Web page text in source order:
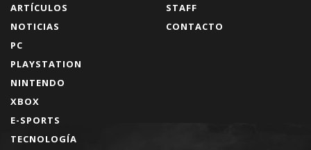
ARTÍCULOS
NOTICIAS
PC
PLAYSTATION
NINTENDO
XBOX
E-SPORTS
TECNOLOGÍA
STAFF
CONTACTO